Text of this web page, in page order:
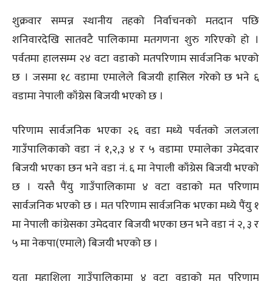
शुक्रवार सम्पन्न स्थानीय तहको निर्वाचनको मतदान पछि
शनिवारदेखि सातवटै पालिकामा मतगणना शुरु गरिएको हो ।
पर्वतमा हालसम्म २४ वटा वडाको मतपरिणाम सार्वजनिक भएको
छ । जसमा १८ वडामा एमालेले बिजयी हासिल गरेको छ भने ६
वडामा नेपाली काँग्रेस बिजयी भएको छ ।
परिणाम सार्वजनिक भएका २६ वडा मध्ये पर्वतको जलजला
गाउँपालिकाको वडा नं १,२,३ ४ र ५ वडामा एमालेका उमेदवार
बिजयी भएका छन भने वडा नं. ६ मा नेपाली काँग्रेस बिजयी भएको
छ । यस्तै पैंयु गाउँपालिकामा ४ वटा वडाको मत परिणाम
सार्वजनिक भएको छ । मत परिणाम सार्वजनिक भएका मध्ये पैंयु १
मा नेपाली कांग्रेसका उमेदवार बिजयी भएका छन भने वडा नं २, ३ र
५ मा नेकपा(एमाले) बिजयी भएको छ ।